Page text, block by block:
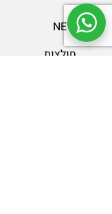
NEW
חולצות